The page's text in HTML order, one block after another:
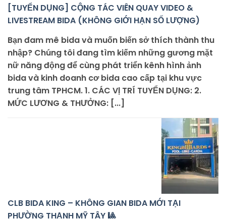
[TUYỂN DỤNG] CỘNG TÁC VIÊN QUAY VIDEO &
LIVESTREAM BIDA (KHÔNG GIỚI HẠN SỐ LƯỢNG)
Bạn đam mê bida và muốn biến sở thích thành thu
nhập? Chúng tôi đang tìm kiếm những gương mặt
nữ năng động để cùng phát triển kênh hình ảnh
bida và kinh doanh cơ bida cao cấp tại khu vực
trung tâm TPHCM. 1. CÁC VỊ TRÍ TUYỂN DỤNG: 2.
MỨC LƯƠNG & THƯỞNG: [...]
CLB BIDA KING – KHÔNG GIAN BIDA MỚI TẠI
PHƯỜNG THẠNH MỸ TÂY 🎱